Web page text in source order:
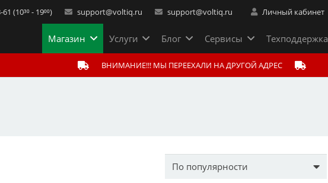
(10³⁰ - 19⁰⁰) support@voltiq.ru support@voltiq.ru Личный кабинет
Магазин Услуги Блог Сервисы Техподдержка
ВНИМАНИЕ!!! МЫ ПЕРЕЕХАЛИ НА ДРУГОЙ АДРЕС